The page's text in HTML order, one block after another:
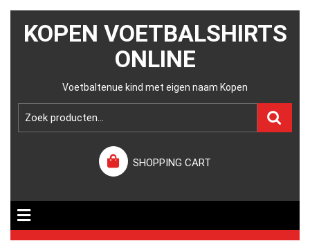
KOPEN VOETBALSHIRTS
ONLINE
Voetbaltenue kind met eigen naam Kopen
SHOPPING CART